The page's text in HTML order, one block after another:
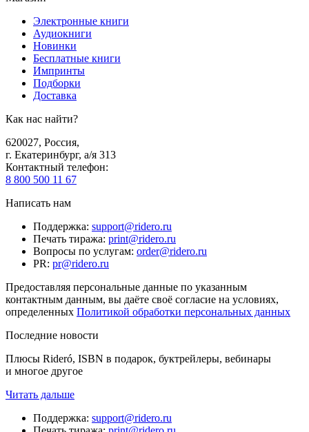
Электронные книги
Аудиокниги
Новинки
Бесплатные книги
Импринты
Подборки
Доставка
Как нас найти?
620027, Россия,
г. Екатеринбург, а/я 313
Контактный телефон:
8 800 500 11 67
Написать нам
Поддержка: support@ridero.ru
Печать тиража: print@ridero.ru
Вопросы по услугам: order@ridero.ru
PR: pr@ridero.ru
Предоставляя персональные данные по указанным
контактным данным, вы даёте своё согласие на условиях,
определенных Политикой обработки персональных данных
Последние новости
Плюсы Rideró, ISBN в подарок, буктрейлеры, вебинары
и многое другое
Читать дальше
Поддержка: support@ridero.ru